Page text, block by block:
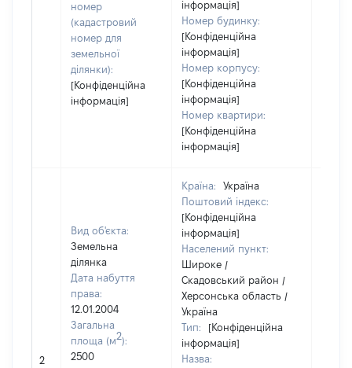
номер
(кадастровий
номер для
земельної
ділянки):
[Конфіденційна
інформація]
інформація]
Номер будинку:
[Конфіденційна
інформація]
Номер корпусу:
[Конфіденційна
інформація]
Номер квартири:
[Конфіденційна
інформація]
2
Вид об'єкта:
Земельна
ділянка
Дата набуття
права:
12.01.2004
Загальна
площа (м2):
2500
Країна:
Україна
Поштовий індекс:
[Конфіденційна
інформація]
Населений пункт:
Широке /
Скадовський район /
Херсонська область /
Україна
Тип:
[Конфіденційна
інформація]
Назва: